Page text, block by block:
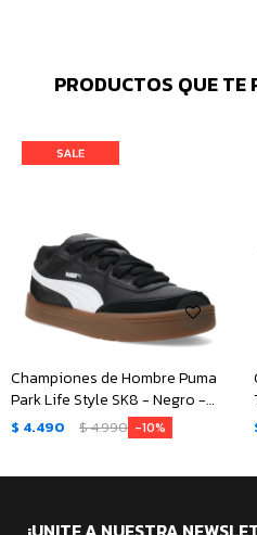
PRODUCTOS QUE TE
Championes de Hombre Puma
Park Life Style SK8 - Negro -
Blanco
$ 4.490 $4.990 10